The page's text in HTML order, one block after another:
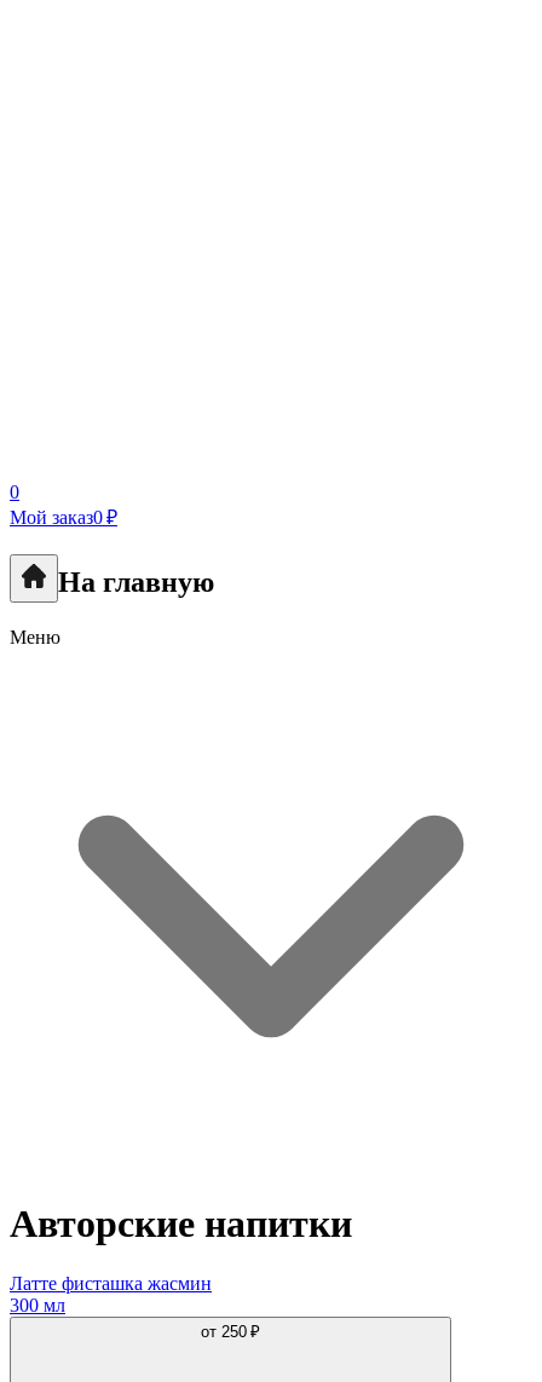
0
Мой заказ0 ₽
На главную
Меню
Авторские напитки
Латте фисташка жасмин
300 мл
от 250 ₽